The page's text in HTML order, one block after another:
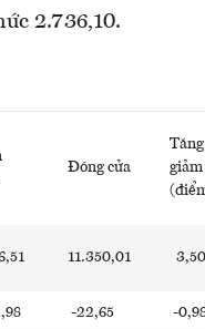
2.736,10.
Đóng cửa
giảm
11.350,01 3,50
-22,65 -